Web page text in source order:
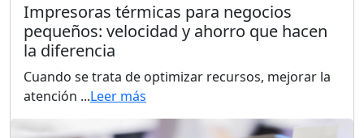
Impresoras térmicas para negocios
pequeños: velocidad y ahorro que hacen
la diferencia
Cuando se trata de optimizar recursos, mejorar la
atención ...Leer más